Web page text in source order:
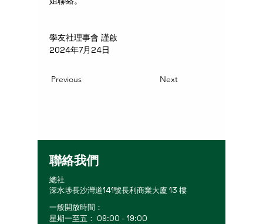
學友社理事會 謹啟
2024年7月24日
Previous Next
聯絡我們
總社
深水埗長沙灣道141號長利商業大廈 13 樓
一般開放時間：
星期一至五： 09:00 - 19:00